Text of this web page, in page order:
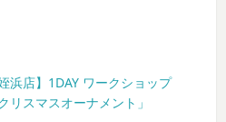
姪浜店】1DAY ワークショップ
クリスマスオーナメント」